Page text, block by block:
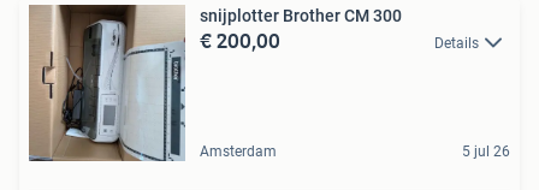
snijplotter Brother CM 300
€ 200,00 Details
Amsterdam 5 jul 26